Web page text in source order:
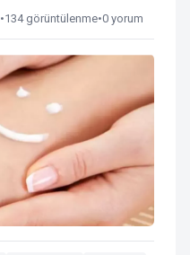
•134 görüntülenme•0 yorum